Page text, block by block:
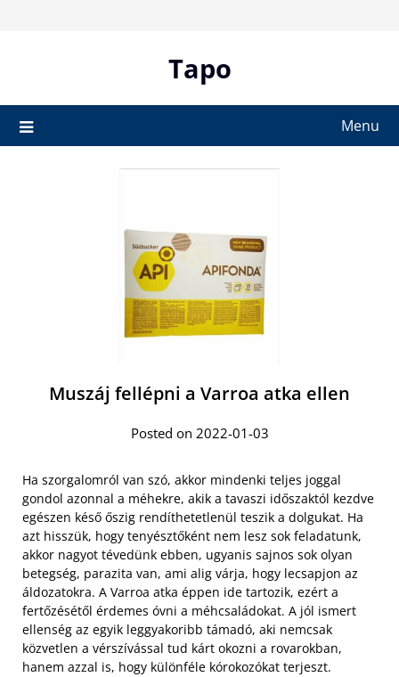
Tapo
Menu
Muszáj fellépni a Varroa atka ellen
Posted on 2022-01-03
Ha szorgalomról van szó, akkor mindenki teljes joggal
gondol azonnal a méhekre, akik a tavaszi időszaktól kezdve
egészen késő őszig rendíthetetlenül teszik a dolgukat. Ha
azt hisszük, hogy tenyésztőként nem lesz sok feladatunk,
akkor nagyot tévedünk ebben, ugyanis sajnos sok olyan
betegség, parazita van, ami alig várja, hogy lecsapjon az
áldozatokra. A Varroa atka éppen ide tartozik, ezért a
fertőzésétől érdemes óvni a méhcsaládokat. A jól ismert
ellenség az egyik leggyakoribb támadó, aki nemcsak
közvetlen a vérszívással tud kárt okozni a rovarokban,
hanem azzal is, hogy különféle kórokozókat terjeszt.